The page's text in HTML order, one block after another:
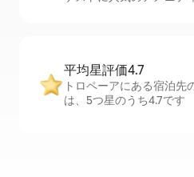
平均星評価4.7
トロペーアにある宿泊先
は、5つ星のうち4.7です